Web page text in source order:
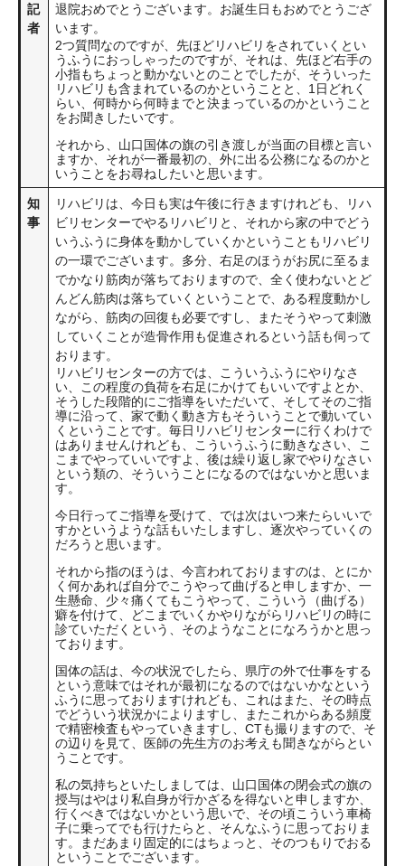
記
者
退院おめでとうございます。お誕生日もおめでとうござ
います。
2つ質問なのですが、先ほどリハビリをされていくとい
うふうにおっしゃったのですが、それは、先ほど右手の
小指もちょっと動かないとのことでしたが、そういった
リハビリも含まれているのかということと、1日どれく
らい、何時から何時までと決まっているのかということ
をお聞きしたいです。
それから、山口国体の旗の引き渡しが当面の目標と言い
ますか、それが一番最初の、外に出る公務になるのかと
いうことをお尋ねしたいと思います。
知
事
リハビリは、今日も実は午後に行きますけれども、リハ
ビリセンターでやるリハビリと、それから家の中でどう
いうふうに身体を動かしていくかということもリハビリ
の一環でございます。多分、右足のほうがお尻に至るま
でかなり筋肉が落ちておりますので、全く使わないとど
んどん筋肉は落ちていくということで、ある程度動かし
ながら、筋肉の回復も必要ですし、またそうやって刺激
していくことが造骨作用も促進されるという話も伺って
おります。
リハビリセンターの方では、こういうふうにやりなさ
い、この程度の負荷を右足にかけてもいいですよとか、
そうした段階的にご指導をいただいて、そしてそのご指
導に沿って、家で動く動き方もそういうことで動いてい
くということです。毎日リハビリセンターに行くわけで
はありませんけれども、こういうふうに動きなさい、こ
こまでやっていいですよ、後は繰り返し家でやりなさい
という類の、そういうことになるのではないかと思いま
す。
今日行ってご指導を受けて、では次はいつ来たらいいで
すかというような話もいたしますし、逐次やっていくの
だろうと思います。
それから指のほうは、今言われておりますのは、とにか
く何かあれば自分でこうやって曲げると申しますか、一
生懸命、少々痛くてもこうやって、こういう（曲げる）
癖を付けて、どこまでいくかやりながらリハビリの時に
診ていただくという、そのようなことになろうかと思っ
ております。
国体の話は、今の状況でしたら、県庁の外で仕事をする
という意味ではそれが最初になるのではないかなという
ふうに思っておりますけれども、これはまた、その時点
でどういう状況かによりますし、またこれからある頻度
で精密検査もやっていきますし、CTも撮りますので、そ
の辺りを見て、医師の先生方のお考えも聞きながらとい
うことです。
私の気持ちといたしましては、山口国体の閉会式の旗の
授与はやはり私自身が行かざるを得ないと申しますか、
行くべきではないかという思いで、その頃こういう車椅
子に乗ってでも行けたらと、そんなふうに思っておりま
す。まだあまり固定的にはちょっと、そのつもりでおる
ということでございます。